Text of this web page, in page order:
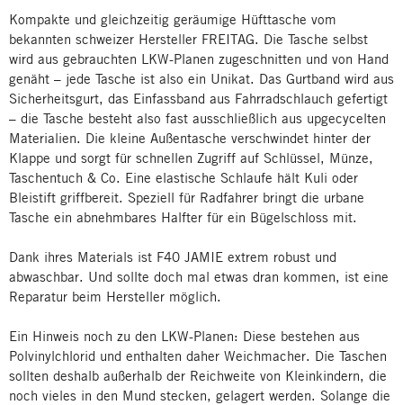
Kompakte und gleichzeitig geräumige Hüfttasche vom
bekannten schweizer Hersteller FREITAG. Die Tasche selbst
wird aus gebrauchten LKW-Planen zugeschnitten und von Hand
genäht – jede Tasche ist also ein Unikat. Das Gurtband wird aus
Sicherheitsgurt, das Einfassband aus Fahrradschlauch gefertigt
– die Tasche besteht also fast ausschließlich aus upgecycelten
Materialien. Die kleine Außentasche verschwindet hinter der
Klappe und sorgt für schnellen Zugriff auf Schlüssel, Münze,
Taschentuch & Co. Eine elastische Schlaufe hält Kuli oder
Bleistift griffbereit. Speziell für Radfahrer bringt die urbane
Tasche ein abnehmbares Halfter für ein Bügelschloss mit.
Dank ihres Materials ist F40 JAMIE extrem robust und
abwaschbar. Und sollte doch mal etwas dran kommen, ist eine
Reparatur beim Hersteller möglich.
Ein Hinweis noch zu den LKW-Planen: Diese bestehen aus
Polvinylchlorid und enthalten daher Weichmacher. Die Taschen
sollten deshalb außerhalb der Reichweite von Kleinkindern, die
noch vieles in den Mund stecken, gelagert werden. Solange die